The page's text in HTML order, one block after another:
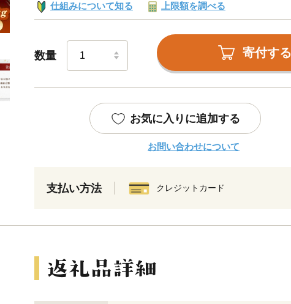
仕組みについて知る 上限額を調べる
数量 寄付する
お気に入りに追加する
お問い合わせについて
支払い方法 クレジットカード